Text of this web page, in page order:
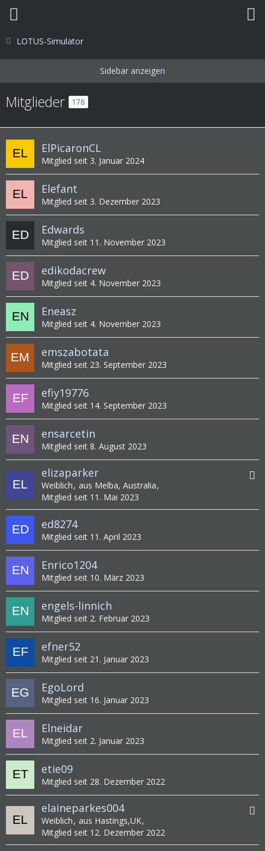
LOTUS-Simulator
Mitglieder 178
ElPicaronCL
Mitglied seit 3. Januar 2024
Elefant
Mitglied seit 3. Dezember 2023
Edwards
Mitglied seit 11. November 2023
edikodacrew
Mitglied seit 4. November 2023
Eneasz
Mitglied seit 4. November 2023
emszabotata
Mitglied seit 23. September 2023
efiy19776
Mitglied seit 14. September 2023
ensarcetin
Mitglied seit 8. August 2023
elizaparker
Weiblich
aus Melba, Australia
Mitglied seit 11. Mai 2023
ed8274
Mitglied seit 11. April 2023
Enrico1204
Mitglied seit 10. März 2023
engels-linnich
Mitglied seit 2. Februar 2023
efner52
Mitglied seit 21. Januar 2023
EgoLord
Mitglied seit 16. Januar 2023
Elneidar
Mitglied seit 2. Januar 2023
etie09
Mitglied seit 28. Dezember 2022
elaineparkes004
Weiblich
aus Hastings,UK
Mitglied seit 12. Dezember 2022